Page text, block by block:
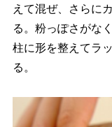
えて混ぜ、さらに
る。粉っぽさがな
柱に形を整えてラ
る。